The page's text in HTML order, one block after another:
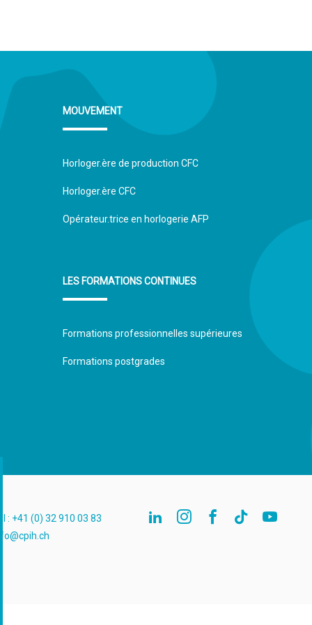
MOUVEMENT
Horloger.ère de production CFC
Horloger.ère CFC
Opérateur.trice en horlogerie AFP
LES FORMATIONS CONTINUES
Formations professionnelles supérieures
Formations postgrades
: +41 (0) 32 910 03 83